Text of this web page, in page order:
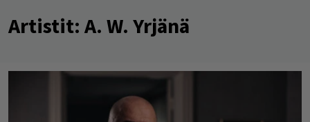
Artistit: A. W. Yrjänä